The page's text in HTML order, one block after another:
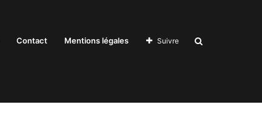
Contact Mentions légales Suivre